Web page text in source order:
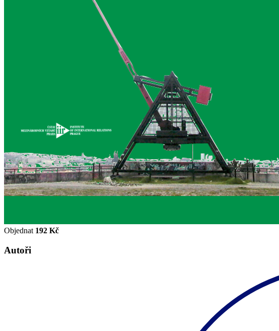
Objednat 192 Kč
Autoři